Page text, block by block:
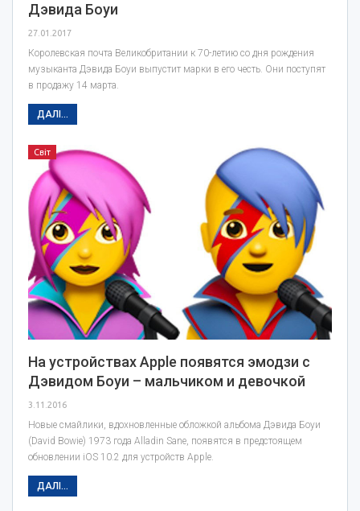
Дэвида Боуи
27.01.2017
Королевская почта Великобритании к 70-летию со дня рождения
музыканта Дэвида Боуи выпустит марки в его честь. Они поступят
в продажу 14 марта.
ДАЛІ...
Світ
На устройствах Apple появятся эмодзи с
Дэвидом Боуи – мальчиком и девочкой
3.11.2016
Новые смайлики, вдохновленные обложкой альбома Дэвида Боуи
(David Bowie) 1973 года Alladin Sane, появятся в предстоящем
обновлении iOS 10.2 для устройств Apple.
ДАЛІ...